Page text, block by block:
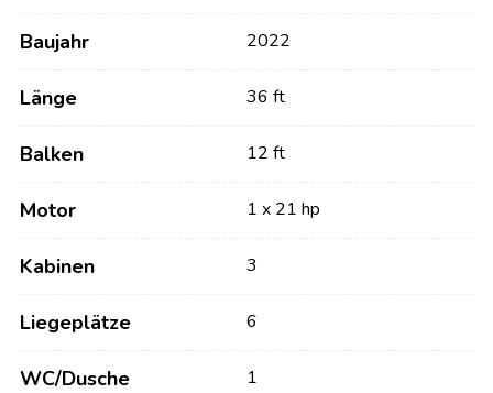
Baujahr 2022
Länge 36 ft
Balken 12 ft
Motor 1 x 21 hp
Kabinen 3
Liegeplätze 6
WC/Dusche 1